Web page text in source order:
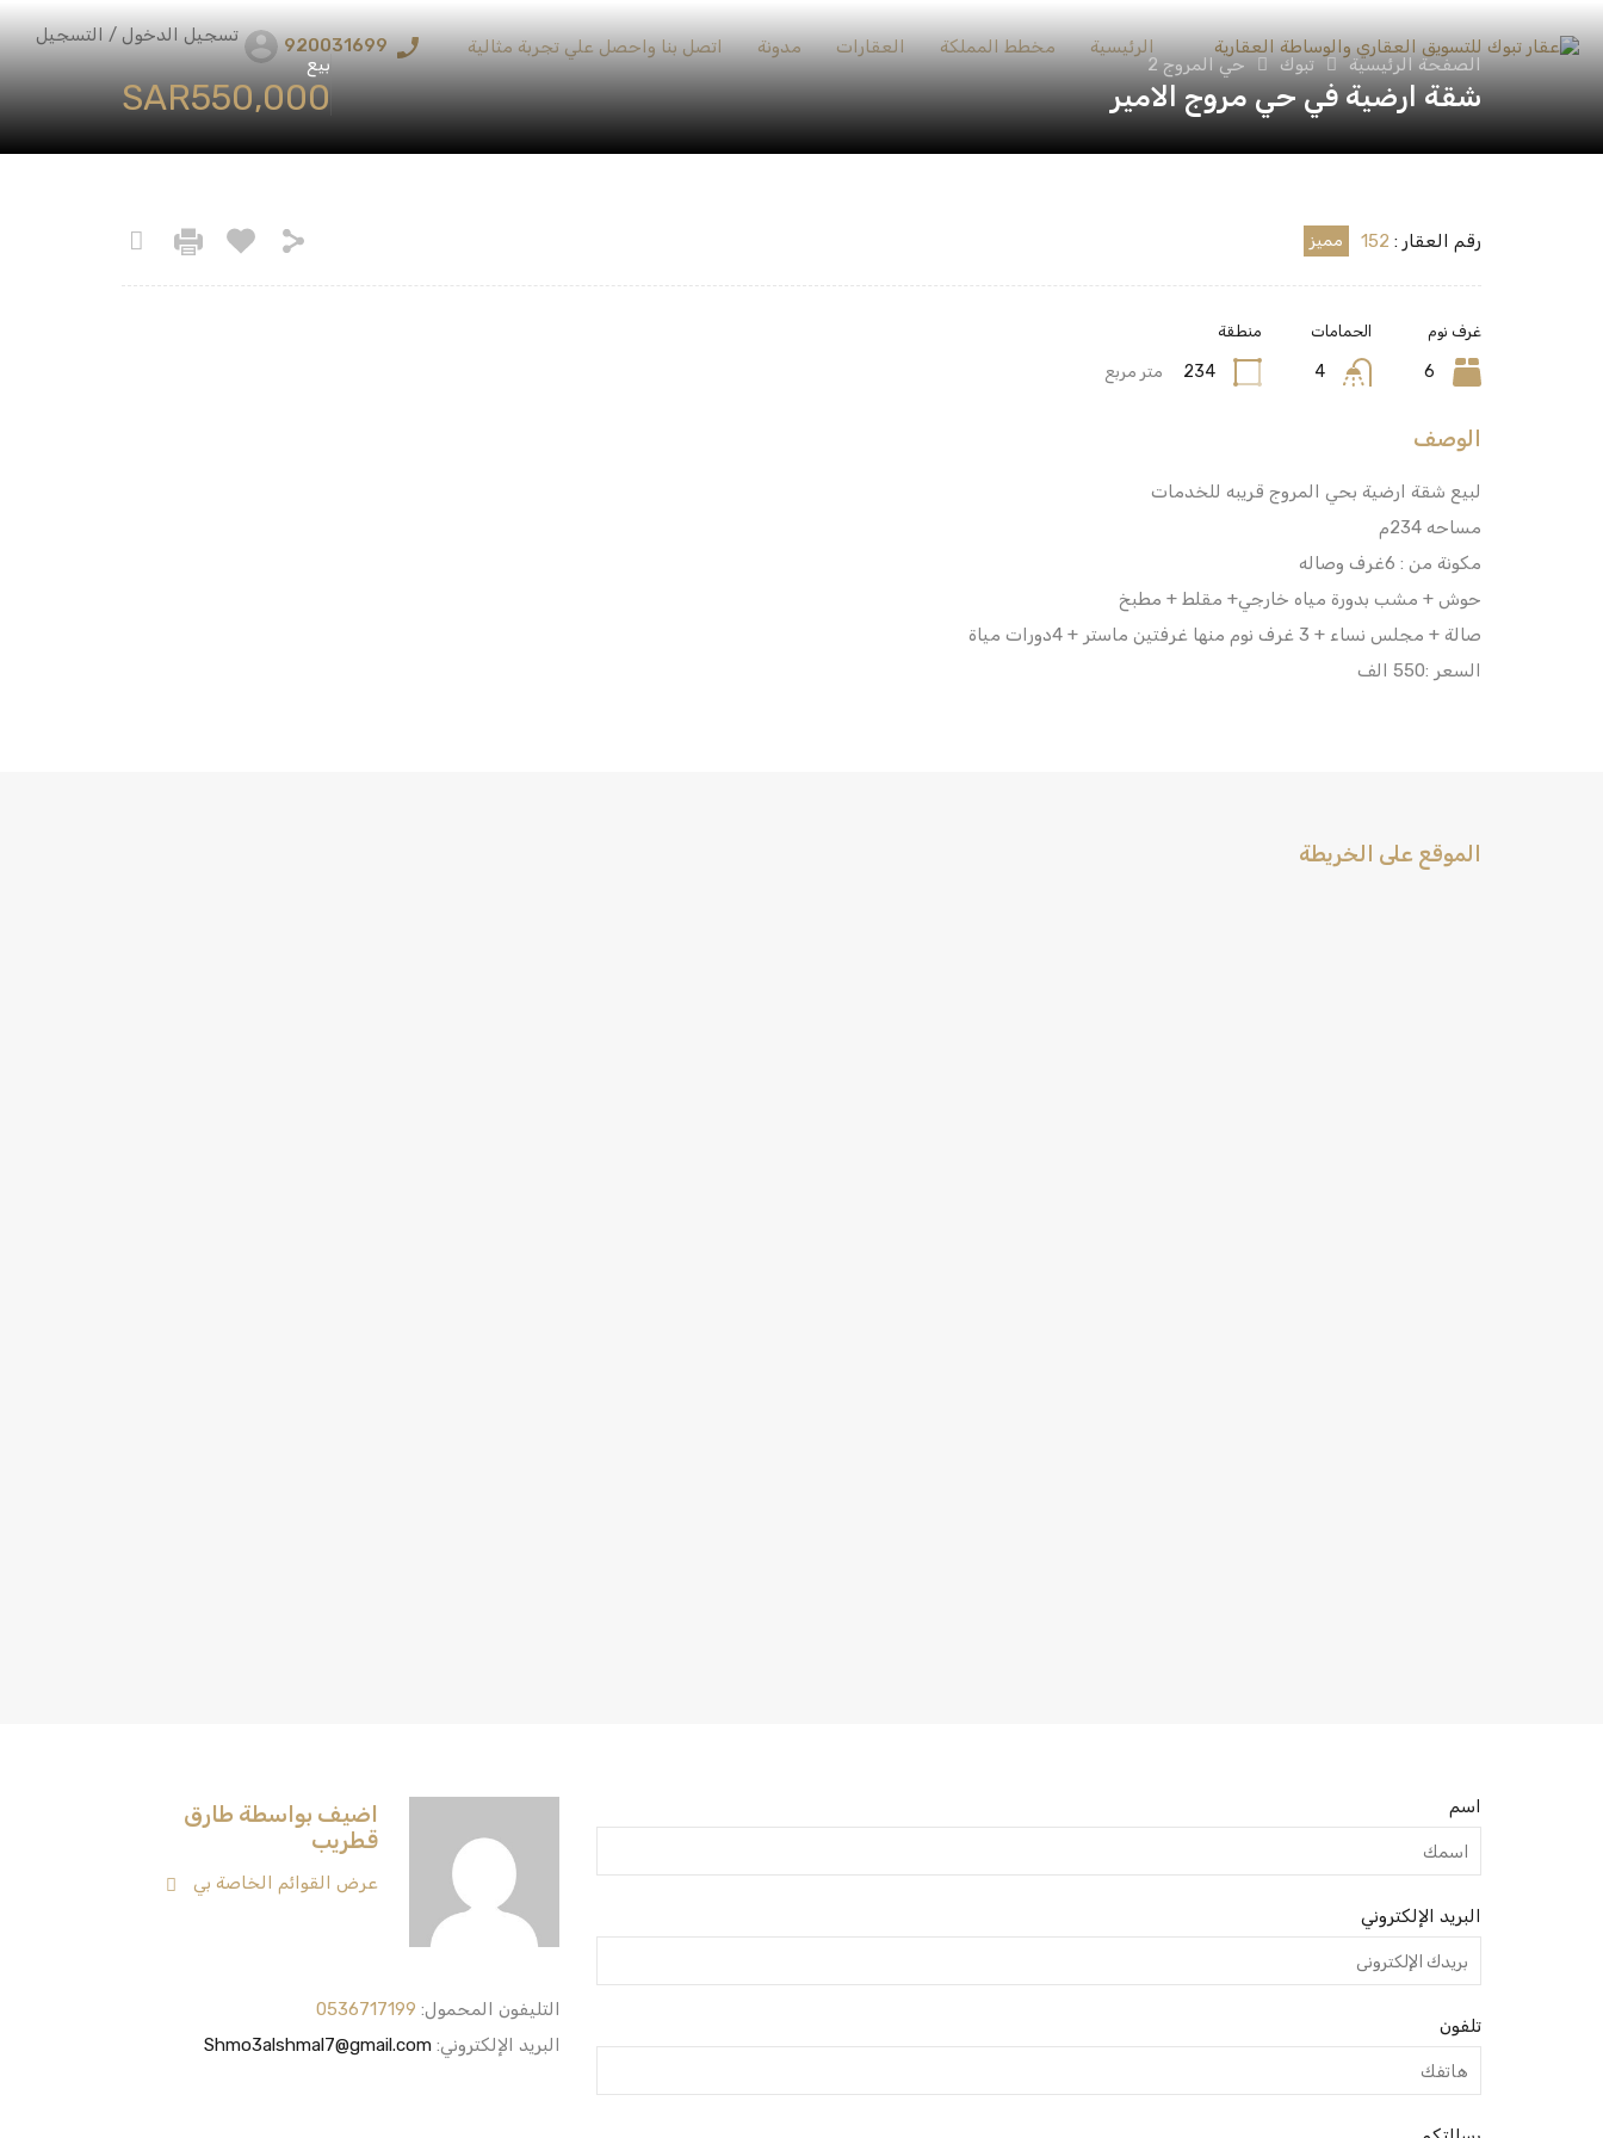
الرئيسية مخطط المملكة العقارات مدونة اتصل بنا واحصل علي تجربة مثالية 920031699
تسجيل الدخول / التسجيل
الصفحة الرئيسية
تبوك حي المروج 2
شقة ارضية في حي مروج الامير
بيع
‪SAR550,000
رقم العقار : 152 مميز
غرف نوم
6
الحمامات
4
منطقة
234 متر مربع
الوصف
لبيع شقة ارضية بحي المروج قريبه للخدمات
مساحه 234م
مكونة من : 6غرف وصاله
حوش + مشب بدورة مياه خارجي+ مقلط + مطبخ
صالة + مجلس نساء + 3 غرف نوم منها غرفتين ماستر + 4دورات مياة
السعر :550 الف
الموقع على الخريطة
اضيف بواسطة طارق
قطريب
عرض القوائم الخاصة بي
التليفون المحمول: 0536717199
البريد الإلكتروني:Shmo3alshmal7@gmail.com
اسم
البريد الإلكتروني
تلفون